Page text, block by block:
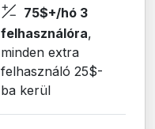
75$+/hó 3
felhasználóra,
minden extra
felhasználó 25$-
ba kerül